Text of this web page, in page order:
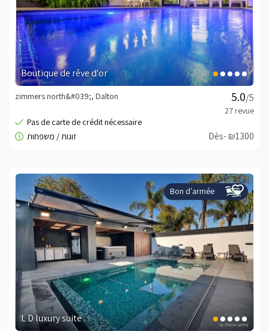
Boutique de rêve d'or
/5
zimmers north&#039;, Dalton
Dès- ₪1300
Bon d'armée
L D luxury suite